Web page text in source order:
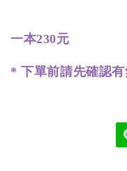
一本230元
* 下單前請先確認